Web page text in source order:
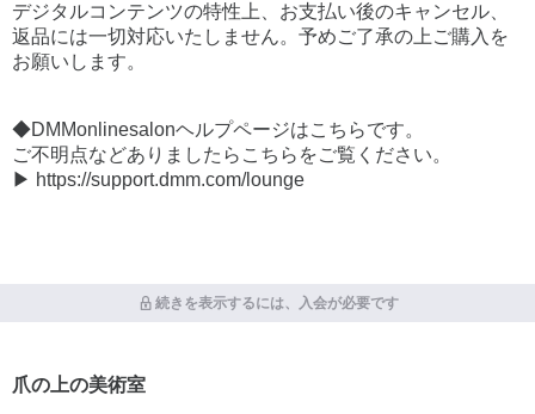
デジタルコンテンツの特性上、お支払い後のキャンセル、
返品には一切対応いたしません。予めご了承の上ご購入を
お願いします。
◆DMMonlinesalonヘルプページはこちらです。
ご不明点などありましたらこちらをご覧ください。
▶ https://support.dmm.com/lounge
続きを表示するには、入会が必要です
爪の上の美術室